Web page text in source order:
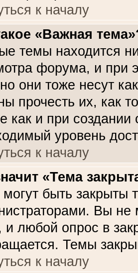
к началу
«Важная
темы находится
форума, и при
они тоже несут
прочесть их, как
как и при создании
уровень
к началу
«Тема
быть закрыты
Вы не
любой опрос в
Темы
к началу